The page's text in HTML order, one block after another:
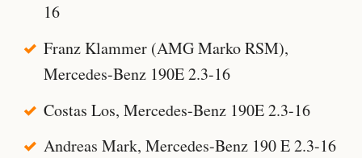
16
Franz Klammer (AMG Marko RSM),
Mercedes-Benz 190E 2.3-16
Costas Los, Mercedes-Benz 190E 2.3-16
Andreas Mark, Mercedes-Benz 190 E 2.3-16